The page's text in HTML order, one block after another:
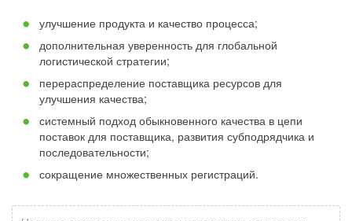
улучшение продукта и качество процесса;
дополнительная уверенность для глобальной
логистической стратегии;
перераспределение поставщика ресурсов для
улучшения качества;
системный подход обыкновенного качества в цепи
поставок для поставщика, развития субподрядчика и
последовательности;
сокращение множественных регистраций.